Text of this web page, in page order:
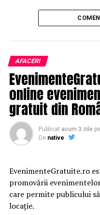
AFACERI
online
gratuit din
Publicat acum 3 zile pe
De native
EvenimenteGratuite.ro
promovării
care permite publicului
locație.